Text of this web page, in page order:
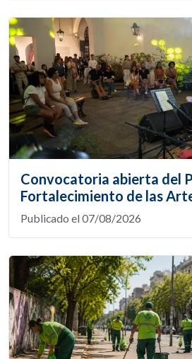
Convocatoria abierta del
Fortalecimiento de las
Publicado el 07/08/2026